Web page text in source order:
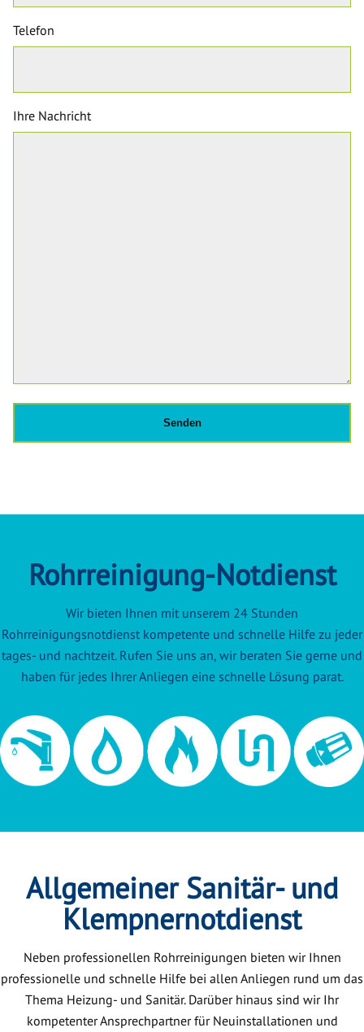
Telefon
Ihre Nachricht
Rohrreinigung-Notdienst
Wir bieten Ihnen mit unserem 24 Stunden
Rohrreinigungsnotdienst kompetente und schnelle Hilfe zu jeder
tages- und nachtzeit. Rufen Sie uns an, wir beraten Sie gerne und
haben für jedes Ihrer Anliegen eine schnelle Lösung parat.
Allgemeiner Sanitär- und
Klempnernotdienst
Neben professionellen Rohrreinigungen bieten wir Ihnen
professionelle und schnelle Hilfe bei allen Anliegen rund um das
Thema Heizung- und Sanitär. Darüber hinaus sind wir Ihr
kompetenter Ansprechpartner für Neuinstallationen und